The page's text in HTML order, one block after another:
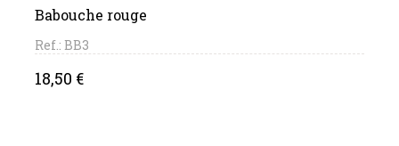
Babouche rouge
Ref.: BB3
Price
18,50 €